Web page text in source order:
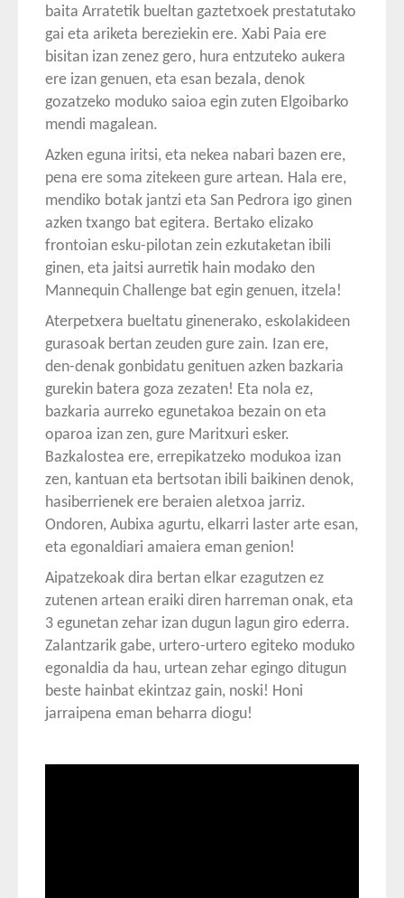
baita Arratetik bueltan gaztetxoek prestatutako
gai eta ariketa bereziekin ere. Xabi Paia ere
bisitan izan zenez gero, hura entzuteko aukera
ere izan genuen, eta esan bezala, denok
gozatzeko moduko saioa egin zuten Elgoibarko
mendi magalean.
Azken eguna iritsi, eta nekea nabari bazen ere,
pena ere soma zitekeen gure artean. Hala ere,
mendiko botak jantzi eta San Pedrora igo ginen
azken txango bat egitera. Bertako elizako
frontoian esku-pilotan zein ezkutaketan ibili
ginen, eta jaitsi aurretik hain modako den
Mannequin Challenge bat egin genuen, itzela!
Aterpetxera bueltatu ginenerako, eskolakideen
gurasoak bertan zeuden gure zain. Izan ere,
den-denak gonbidatu genituen azken bazkaria
gurekin batera goza zezaten! Eta nola ez,
bazkaria aurreko egunetakoa bezain on eta
oparoa izan zen, gure Maritxuri esker.
Bazkalostea ere, errepikatzeko modukoa izan
zen, kantuan eta bertsotan ibili baikinen denok,
hasiberrienek ere beraien aletxoa jarriz.
Ondoren, Aubixa agurtu, elkarri laster arte esan,
eta egonaldiari amaiera eman genion!
Aipatzekoak dira bertan elkar ezagutzen ez
zutenen artean eraiki diren harreman onak, eta
3 egunetan zehar izan dugun lagun giro ederra.
Zalantzarik gabe, urtero-urtero egiteko moduko
egonaldia da hau, urtean zehar egingo ditugun
beste hainbat ekintzaz gain, noski! Honi
jarraipena eman beharra diogu!